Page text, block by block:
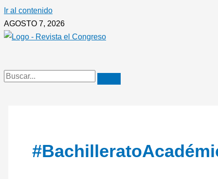
Ir al contenido
AGOSTO 7, 2026